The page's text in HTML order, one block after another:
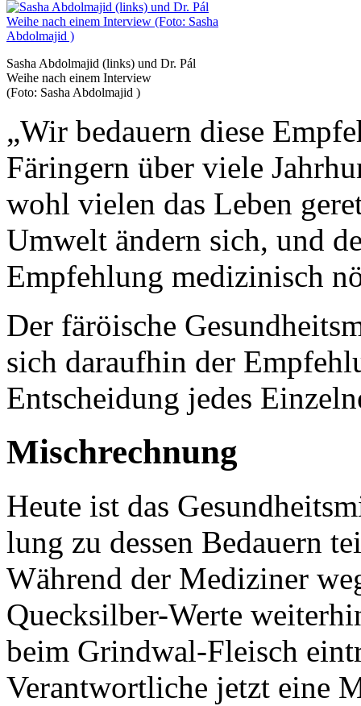
Sasha Abdolmajid (links) und Dr. Pál
Weihe nach einem Interview
(Foto: Sasha Abdolmajid )
„Wir bedauern diese
Färingern über viele
wohl vielen das Leben
Umwelt ändern sich, und
Empfeh­lung medizinisch
Der färöische
sich daraufhin der
Entscheidung jedes
Mischrechnung
Heute ist das
lung zu dessen Bedauern
Während der Mediziner
Quecksilber-Werte
beim Grindwal-Fleisch
Verantwortliche jetzt eine